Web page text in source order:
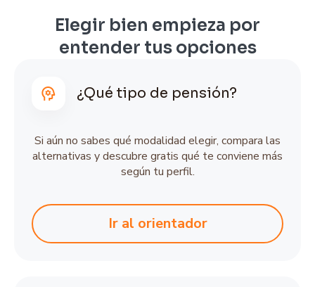
Elegir bien empieza por
entender tus opciones
¿Qué tipo de pensión?
Si aún no sabes qué modalidad elegir, compara las
alternativas y descubre gratis qué te conviene más
según tu perfil.
Ir al orientador